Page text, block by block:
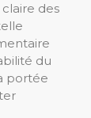
des
du
portée